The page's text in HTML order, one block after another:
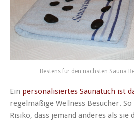
Bestens für den nächsten Sauna
Ein personalisiertes Saunatuch ist
regelmäßige Wellness Besucher.
Risiko, dass jemand anderes als sie